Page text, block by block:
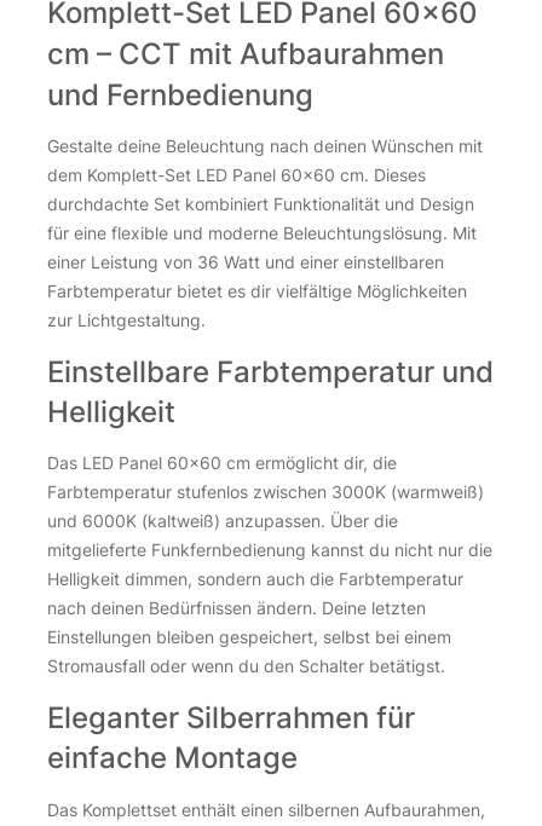
🌟LED Panel 15×120 cm CCT – 24 V | Rahmen weiß |
Smart Home mit KNX, Zigbee & DALI
83,55€
inkl. 19 % MwSt.zzgl.Versandkosten
67 Stk. auf Lager
🌟LED Panel 15×120 cm CCT – 24 V | Rahmen weiß | Smart
🌟LED Panel 15×120 cm CCT – 24 V | Rahmen weiß | Smart
94 Stk. auf Lager
CCT LED Panel 62 × 62 cm – 24 V, 40 W, 3700 lm, weiß
CCT LED Panel 62 × 62 cm – 24 V, 40 W, 3700 lm, weiß
Komplett-Set LED Panel 60×60
cm – CCT mit Aufbaurahmen
und Fernbedienung
Gestalte deine Beleuchtung nach deinen Wünschen mit
dem Komplett-Set LED Panel 60×60 cm. Dieses
durchdachte Set kombiniert Funktionalität und Design
für eine flexible und moderne Beleuchtungslösung. Mit
einer Leistung von 36 Watt und einer einstellbaren
Farbtemperatur bietet es dir vielfältige Möglichkeiten
zur Lichtgestaltung.
Einstellbare Farbtemperatur und
Helligkeit
Das LED Panel 60×60 cm ermöglicht dir, die
Farbtemperatur stufenlos zwischen 3000K (warmweiß)
und 6000K (kaltweiß) anzupassen. Über die
mitgelieferte Funkfernbedienung kannst du nicht nur die
Helligkeit dimmen, sondern auch die Farbtemperatur
nach deinen Bedürfnissen ändern. Deine letzten
Einstellungen bleiben gespeichert, selbst bei einem
Stromausfall oder wenn du den Schalter betätigst.
Eleganter Silberrahmen für
einfache Montage
Das Komplettset enthält einen silbernen Aufbaurahmen,